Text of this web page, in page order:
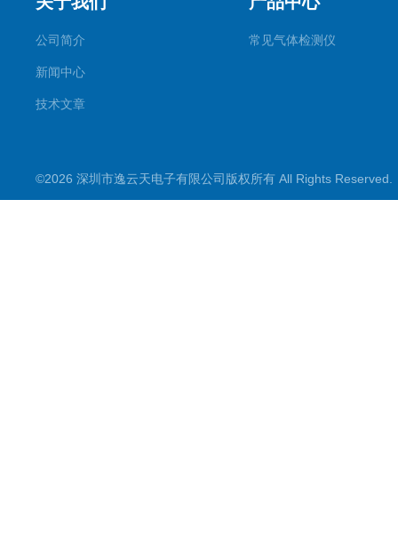
公司简介
新闻中心
技术文章
常见气体检测仪
©2026 深圳市逸云天电子有限公司版权所有 All Rights